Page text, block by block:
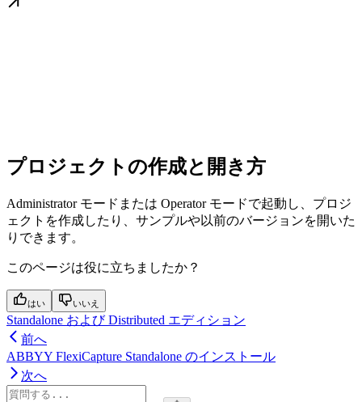
プロジェクトの作成と開き方
Administrator モードまたは Operator モードで起動し、プロジ
ェクトを作成したり、サンプルや以前のバージョンを開いた
りできます。
このページは役に立ちましたか？
はい いいえ
Standalone および Distributed エディション
前へ
ABBYY FlexiCapture Standalone のインストール
次へ